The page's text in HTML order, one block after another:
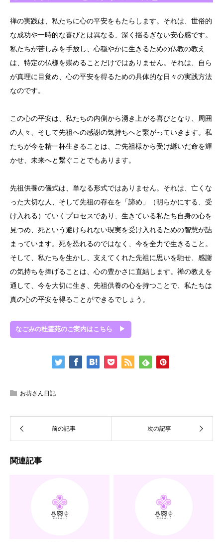
禅の実践は、私たちに心の平安をもたらします。それは、世俗的
な成功や一時的な喜びとは異なる、深く揺るぎない安心感です。
私たちが苦しみを手放し、心穏やかに生きるための仏教の教え
は、特定の仏様を崇めることだけではありません。それは、自ら
が真理に目覚め、心の平安を得るための具体的な日々の実践方法
なのです。
この心の平安は、私たちの内側から湧き上がる喜びとなり、周囲
の人々、そして先祖への感謝の気持ちへと繋がっていきます。私
たちが今を精一杯生きることは、ご先祖様から受け継いだ命を輝
かせ、未来へと繋ぐことでもあります。
先祖供養の儀式は、単なる形式ではありません。それは、亡くな
った大切な人、そして先祖の存在を「諦め」（明らかにする、受
け入れる）ていくプロセスであり、生きている私たち自身の心を
見つめ、死という避けられない現実を受け入れるための智慧が詰
まっています。死を恐れるのではなく、今を全力で生きること。
そして、私たちを生かし、支えてくれた先祖に思いを馳せ、感謝
の気持ちを捧げることは、心の豊かさに直結します。禅の教えを
通して、今を大切に生き、先祖供養の心を持つことで、私たちは
真の心の平安を得ることができるでしょう。
なごみの杜霊苑のご案内はこちら ▶
お坊さん日記
関連記事